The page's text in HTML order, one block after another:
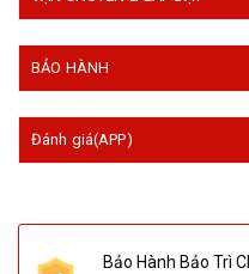
BẢO HÀNH
Đánh giá(APP)
Bảo Hành Bảo Trì